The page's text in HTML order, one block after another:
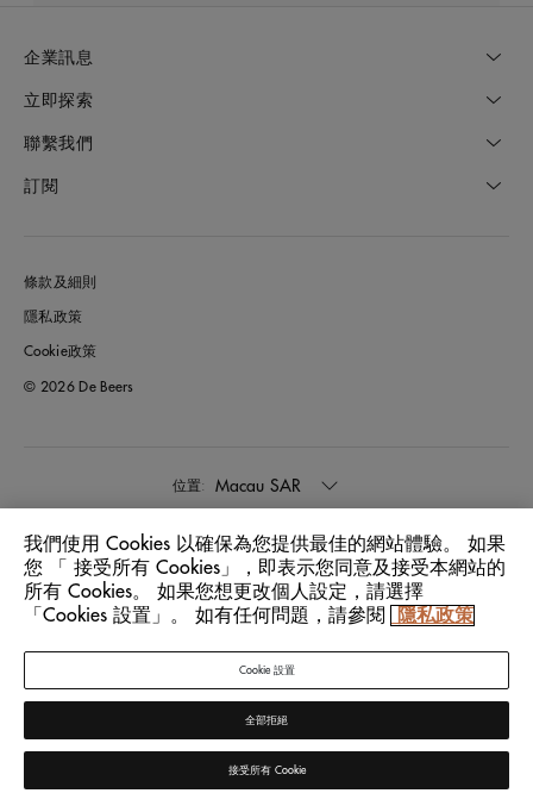
企業訊息
立即探索
聯繫我們
訂閱
條款及細則
隱私政策
Cookie政策
© 2026 De Beers
位置: Macau SAR
語言: 中文
我們使用 Cookies 以確保為您提供最佳的網站體驗。 如果
您 「 接受所有 Cookies」，即表示您同意及接受本網站的
所有 Cookies。 如果您想更改個人設定，請選擇
「Cookies 設置」。 如有任何問題，請參閱
隱私政策
Cookie 設置
全部拒絕
接受所有 Cookie